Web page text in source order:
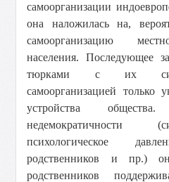
самоорганизации
она наложилась на,
самоорганизацию
населения. Последующее
тюрками с их
самоорганизацией только
устройства
недемократичности
психологическое
родственников и пр.)
родственников